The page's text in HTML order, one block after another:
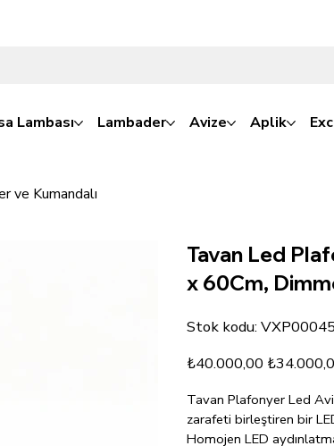
Lambası Lambader Avize Aplik
ve Kumandalı
Tavan Led
x 60Cm,
Stok kodu: kodu:
VXP00045
Orijinal
fiyat
₺40.000,00
İndirimli
fiyat
Tavan Plafonyer Led
zarafeti birleştiren bir
Homojen LED